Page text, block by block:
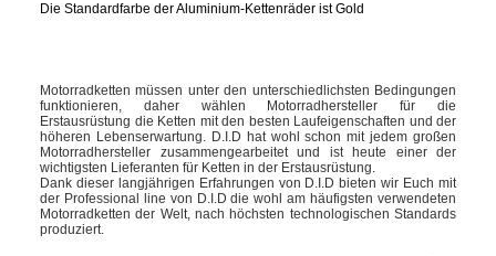
Die Standardfarbe der Aluminium-Kettenräder ist Gold
Motorradketten müssen unter den unterschiedlichsten Bedingungen
funktionieren, daher wählen Motorradhersteller für die
Erstausrüstung die Ketten mit den besten Laufeigenschaften und der
höheren Lebenserwartung. D.I.D hat wohl schon mit jedem großen
Motorradhersteller zusammengearbeitet und ist heute einer der
wichtigsten Lieferanten für Ketten in der Erstausrüstung.
Dank dieser langjährigen Erfahrungen von D.I.D bieten wir Euch mit
der Professional line von D.I.D die wohl am häufigsten verwendeten
Motorradketten der Welt, nach höchsten technologischen Standards
produziert.